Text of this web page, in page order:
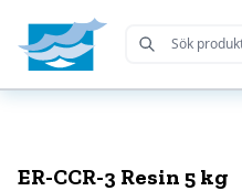
Home Submit
ER-CCR-3 Resin 5 kg